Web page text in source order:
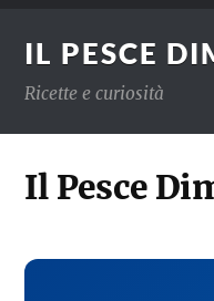
IL PESCE
Ricette e curiosità
Il Pesce